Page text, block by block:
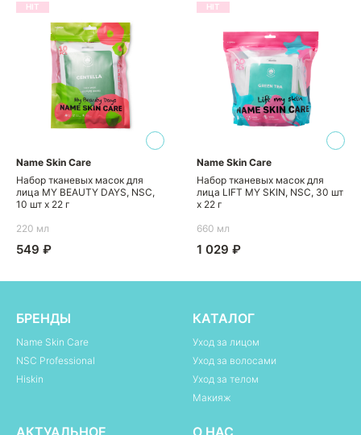
HIT
Name Skin Care
Набор тканевых масок для
лица MY BEAUTY DAYS, NSC,
10 шт х 22 г
220 мл
549 ₽
HIT
Name Skin Care
Набор тканевых масок для
лица LIFT MY SKIN, NSC, 30 шт
х 22 г
660 мл
1 029 ₽
БРЕНДЫ
Name Skin Care
NSC Professional
Hiskin
КАТАЛОГ
Уход за лицом
Уход за волосами
Уход за телом
Макияж
АКТУАЛЬНОЕ О НАС